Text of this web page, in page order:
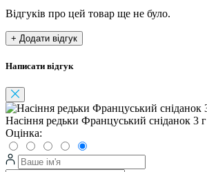
Відгуків про цей товар ще не було.
+ Додати відгук
Написати відгук
Насіння редьки Француський сніданок 3 г
Оцінка: